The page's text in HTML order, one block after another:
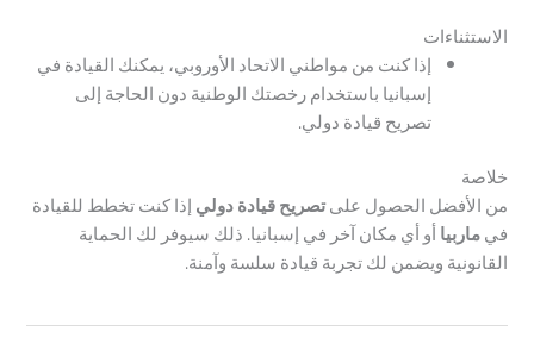
الاستثناءات
إذا كنت من مواطني الاتحاد الأوروبي، يمكنك القيادة في
إسبانيا باستخدام رخصتك الوطنية دون الحاجة إلى
تصريح قيادة دولي.
خلاصة
من الأفضل الحصول علىتصريح قيادة دوليإذا كنت تخطط للقيادة
فيماربياأو أي مكان آخر في إسبانيا. ذلك سيوفر لك الحماية
القانونية ويضمن لك تجربة قيادة سلسة وآمنة.